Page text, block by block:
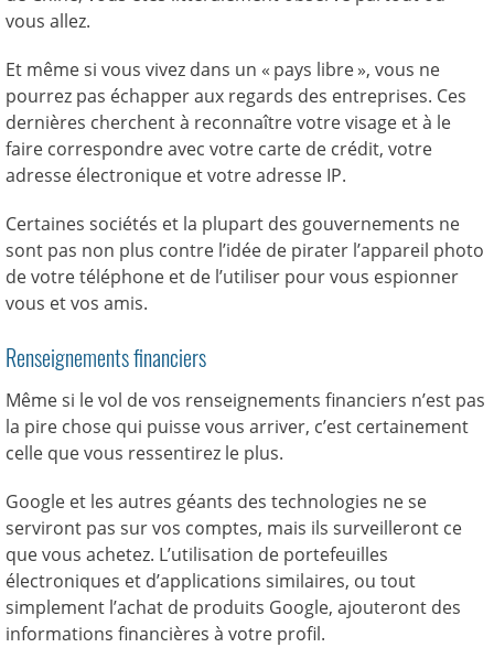
vous allez.
Et même si vous vivez dans un « pays libre », vous ne
pourrez pas échapper aux regards des entreprises. Ces
dernières cherchent à reconnaître votre visage et à le
faire correspondre avec votre carte de crédit, votre
adresse électronique et votre adresse IP.
Certaines sociétés et la plupart des gouvernements ne
sont pas non plus contre l’idée de pirater l’appareil photo
de votre téléphone et de l’utiliser pour vous espionner
vous et vos amis.
Renseignements financiers
Même si le vol de vos renseignements financiers n’est pas
la pire chose qui puisse vous arriver, c’est certainement
celle que vous ressentirez le plus.
Google et les autres géants des technologies ne se
serviront pas sur vos comptes, mais ils surveilleront ce
que vous achetez. L’utilisation de portefeuilles
électroniques et d’applications similaires, ou tout
simplement l’achat de produits Google, ajouteront des
informations financières à votre profil.